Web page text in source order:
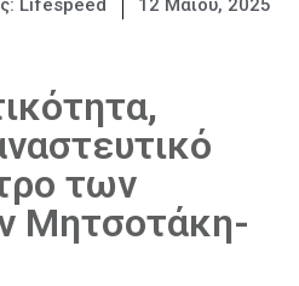
Lifespeed 12 Μαΐου, 2025
των
Μητσοτάκη-